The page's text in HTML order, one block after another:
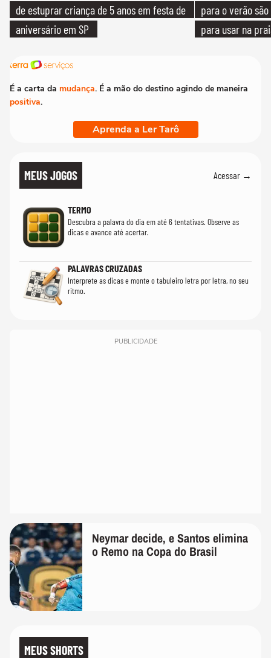
de estuprar criança de 5 anos em festa de
aniversário em SP
para o verão
para usar na
É a carta da mudança. É a mão do destino agindo de maneira
positiva.
Aprenda a Ler Tarô
MEUS JOGOS Acessar →
TERMO
Descubra a palavra do dia em até 6 tentativas. Observe as
dicas e avance até acertar.
PALAVRAS CRUZADAS
Interprete as dicas e monte o tabuleiro letra por letra, no seu
ritmo.
PUBLICIDADE
Neymar decide, e Santos elimina
o Remo na Copa do Brasil
MEUS SHORTS